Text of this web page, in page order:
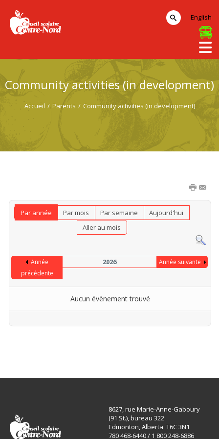
Community activities (in development)
Accueil / Parents / Community activities (in development)
Par année Par mois Par semaine
Aujourd'hui
Aller au mois
Année
précédente
2026 Année suivante
Aucun évènement trouvé
Limite de la pagination
English
8627, rue Marie-Anne-Gaboury
(91 St.), bureau 322
Edmonton, Alberta T6C 3N1
780 468-6440 / 1 800 248-6886